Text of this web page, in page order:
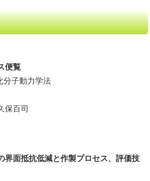
便覧
分子動力学法
保百司
界面抵抗低減と作製プロセス、評価技